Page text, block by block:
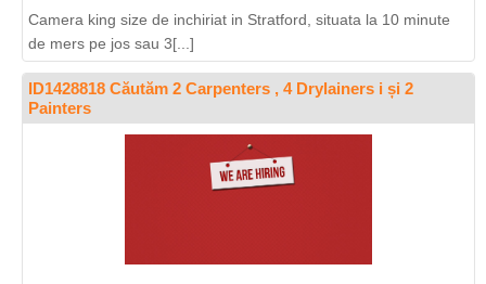
Camera king size de inchiriat in Stratford, situata la 10 minute
de mers pe jos sau 3[...]
ID1428818 Căutăm 2 Carpenters , 4 Drylainers i și 2
Painters